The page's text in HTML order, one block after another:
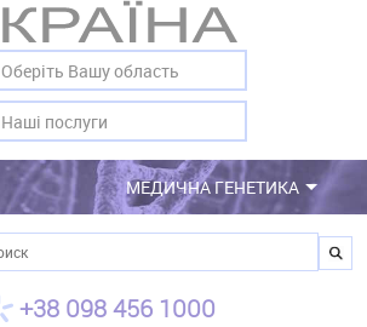
Оберіть Вашу область
Наші послуги
МЕДИЧНА ГЕНЕТИКА
+38 098 456 1000